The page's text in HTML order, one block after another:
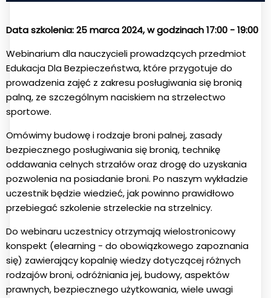
Data szkolenia: 25 marca 2024, w godzinach 17:00 - 19:00
Webinarium dla nauczycieli prowadzących przedmiot
Edukacja Dla Bezpieczeństwa, które przygotuje do
prowadzenia zajęć z zakresu posługiwania się bronią
palną, ze szczególnym naciskiem na strzelectwo
sportowe.
Omówimy budowę i rodzaje broni palnej, zasady
bezpiecznego posługiwania się bronią, technikę
oddawania celnych strzałów oraz drogę do uzyskania
pozwolenia na posiadanie broni. Po naszym wykładzie
uczestnik będzie wiedzieć, jak powinno prawidłowo
przebiegać szkolenie strzeleckie na strzelnicy.
Do webinaru uczestnicy otrzymają wielostronicowy
konspekt (elearning - do obowiązkowego zapoznania
się) zawierający kopalnię wiedzy dotyczącej różnych
rodzajów broni, odróżniania jej, budowy, aspektów
prawnych, bezpiecznego użytkowania, wiele uwagi